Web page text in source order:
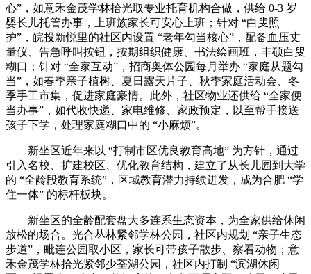
心”，如意禾金茂学林拾光取专业托育机构合做，供给 0-3 岁
婴长儿托管办事，上班族家长可安心上班；针对 “白叟照
护”，皖投新悦里的社区内设置 “老年勾当核心”，配备血压丈
量仪、告急呼叫按钮，按期组织健康、书法绘画班，丰硕白叟
糊口；针对 “全家互动”，招商奥体公园每月举办 “家庭从题勾
当”，如春季亲子植树、夏日露天片子、秋季家庭活动会、冬
季手工市集，促进家庭豪情。此外，社区物业还供给 “全家便
当办事”，如代收快递、家电维修、家政预定，以至帮手接送
孩子下学，处理家庭糊口中的 “小麻烦”。
新坐区近年来以 “打制市区优良教育高地” 为方针，通过
引入名校、扩建校区、优化教育结构，建立了从长儿园到大学
的 “全龄段教育系统”，区域教育潜力持续迸发，成为合肥 “学
住一体” 的标杆板块。
新坐区的全龄配套盘大多连系生态资本，为全家供给休闲
放松的场合。光合丛林紧邻学林公园，社区内规划 “亲子生态
步道”，毗连公园取小区，家长可带孩子散步、察看动物；意
禾金茂学林拾光紧邻少荃湖公园，社区内打制 “滨湖休闲